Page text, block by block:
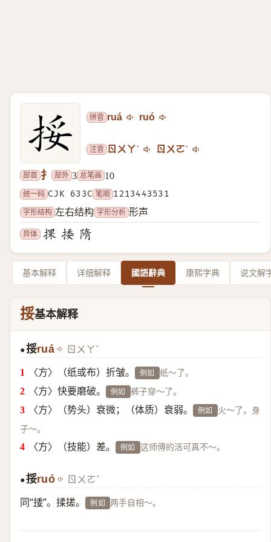
拼音 ruá ruó
注音 ㄖㄨㄚˊ ㄖㄨㄛˊ
部首 扌 部外 3 总笔画 10
统一码 CJK 633C 笔顺 1213443531
字形结构 左右结构 字形分析 形声
异体
基本解释 详细解释 國語辭典 康熙字典 说文解
挼基本解释
●挼ruá ㄖㄨㄚˊ
〈方〉（纸或布）折皱。 例如 纸～了。
〈方〉快要磨破。 例如 裤子穿～了。
〈方〉（势头）衰微；（体质）衰弱。 例如 火～了。身
子～。
〈方〉（技能）差。 例如 这师傅的活可真不～。
●挼ruó ㄖㄨㄛˊ
同“捼”。揉搓。 例如 两手自相～。